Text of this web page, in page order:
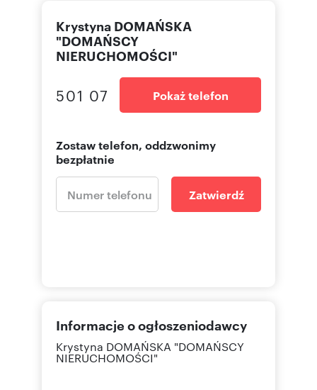
Krystyna DOMAŃSKA
"DOMAŃSCY
NIERUCHOMOŚCI"
501 07 Pokaż telefon
Zostaw telefon, oddzwonimy
bezpłatnie
Zatwierdź
Informacje o ogłoszeniodawcy
Krystyna DOMAŃSKA "DOMAŃSCY
NIERUCHOMOŚCI"